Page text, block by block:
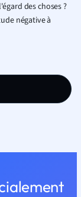
des choses ?
négative à